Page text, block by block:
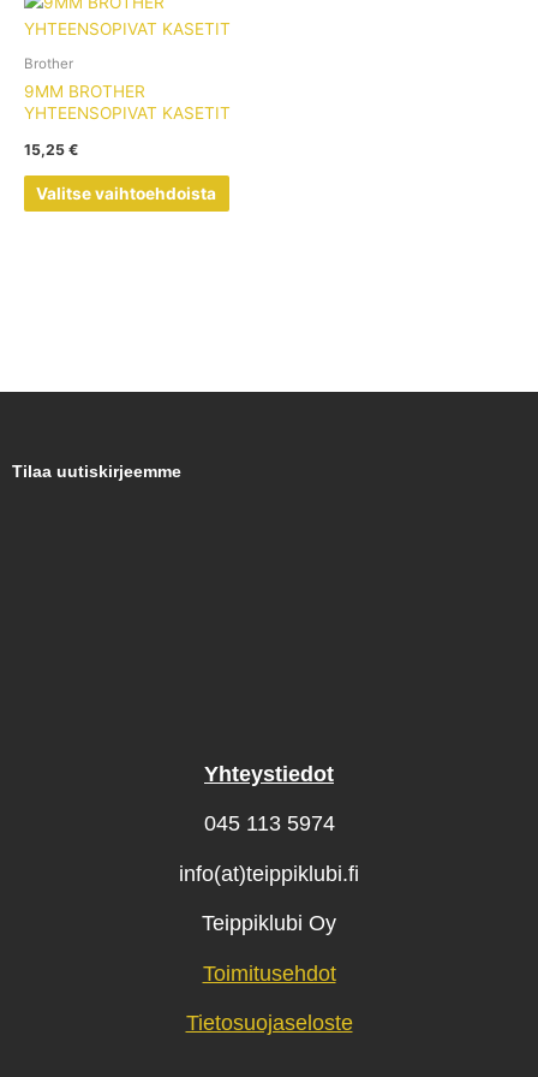
Brother
9MM BROTHER
YHTEENSOPIVAT KASETIT
15,25 €
Valitse vaihtoehdoista
tuotteella
muunnelma.
tuotteen
Tilaa uutiskirjeemme
Yhteystiedot
045 113 5974
info(at)teippiklubi.fi
Teippiklubi Oy
Toimitusehdot
Tietosuojaseloste